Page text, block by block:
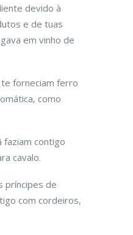
devido à
e de tuas
em vinho de
te forneciam ferro
como
faziam contigo
cavalo.
príncipes de
com cordeiros,